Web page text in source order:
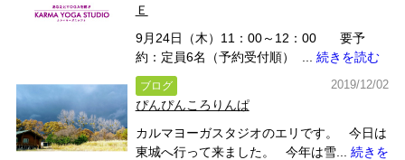
Ｅ
9月24日（木）11：00～12：00 要予
約：定員6名（予約受付順） ... 続きを読む
ブログ 2019/12/02
ぴんぴんころりんぱ
カルマヨーガスタジオのエリです。 今日は
東城へ行って来ました。 今年は雪... 続きを